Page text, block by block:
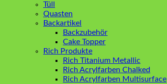
Tüll
Quasten
Backartikel
Backzubehör
Cake Topper
Rich Produkte
Rich Titanium Metallic
Rich Acrylfarben Chalked
Rich Acrylfarben Multisurface